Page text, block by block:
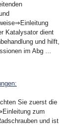
Katalysator dient
und hilft,
im Abg ...
Sie zuerst die
zum
und ist